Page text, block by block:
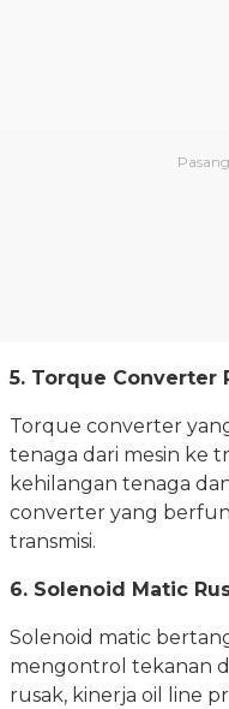
5. Torque Converter
Torque converter
tenaga dari mesin ke
kehilangan tenaga
converter yang
transmisi.
6. Solenoid Matic
Solenoid matic
mengontrol tekanan
rusak, kinerja oil line